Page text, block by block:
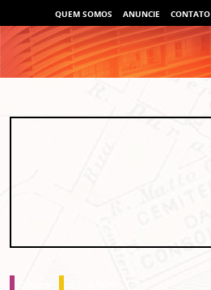
QUEM SOMOS ANUNCIE CONTATO